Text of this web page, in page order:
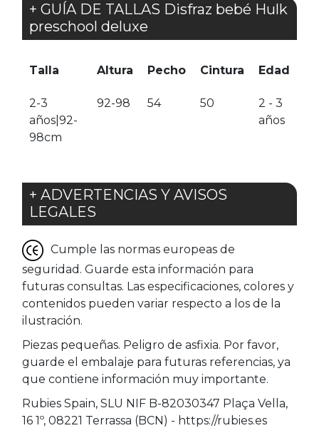
+ GUÍA DE TALLAS Disfraz bebé Hulk
preschool deluxe
Talla Altura Pecho Cintura Edad
2-3
años|92-
98cm
92-98 54 50
2 - 3
años
+ ADVERTENCIAS Y AVISOS
LEGALES
Cumple las normas europeas de
seguridad. Guarde esta información para
futuras consultas. Las especificaciones, colores y
contenidos pueden variar respecto a los de la
ilustración.
Piezas pequeñas. Peligro de asfixia. Por favor,
guarde el embalaje para futuras referencias, ya
que contiene información muy importante.
Rubies Spain, SLU NIF B-82030347 Plaça Vella,
16 1º, 08221 Terrassa (BCN) - https://rubies.es